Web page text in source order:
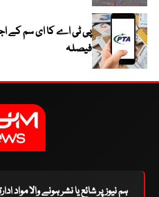
پی ٹی اے کا ای سم کے
فیصلہ
ہم نیوز پر شائع یا نشر ہونے والا مواد